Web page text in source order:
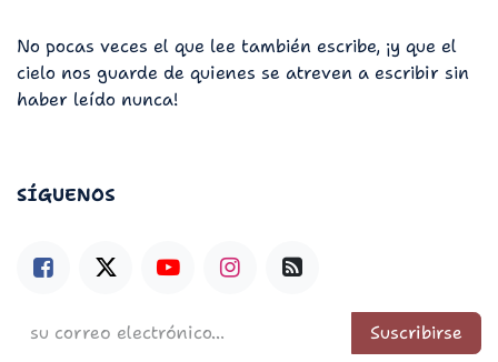
No pocas veces el que lee también escribe, ¡y que el
cielo nos guarde de quienes se atreven a escribir sin
haber leído nunca!
SÍGUENOS
Suscribirse